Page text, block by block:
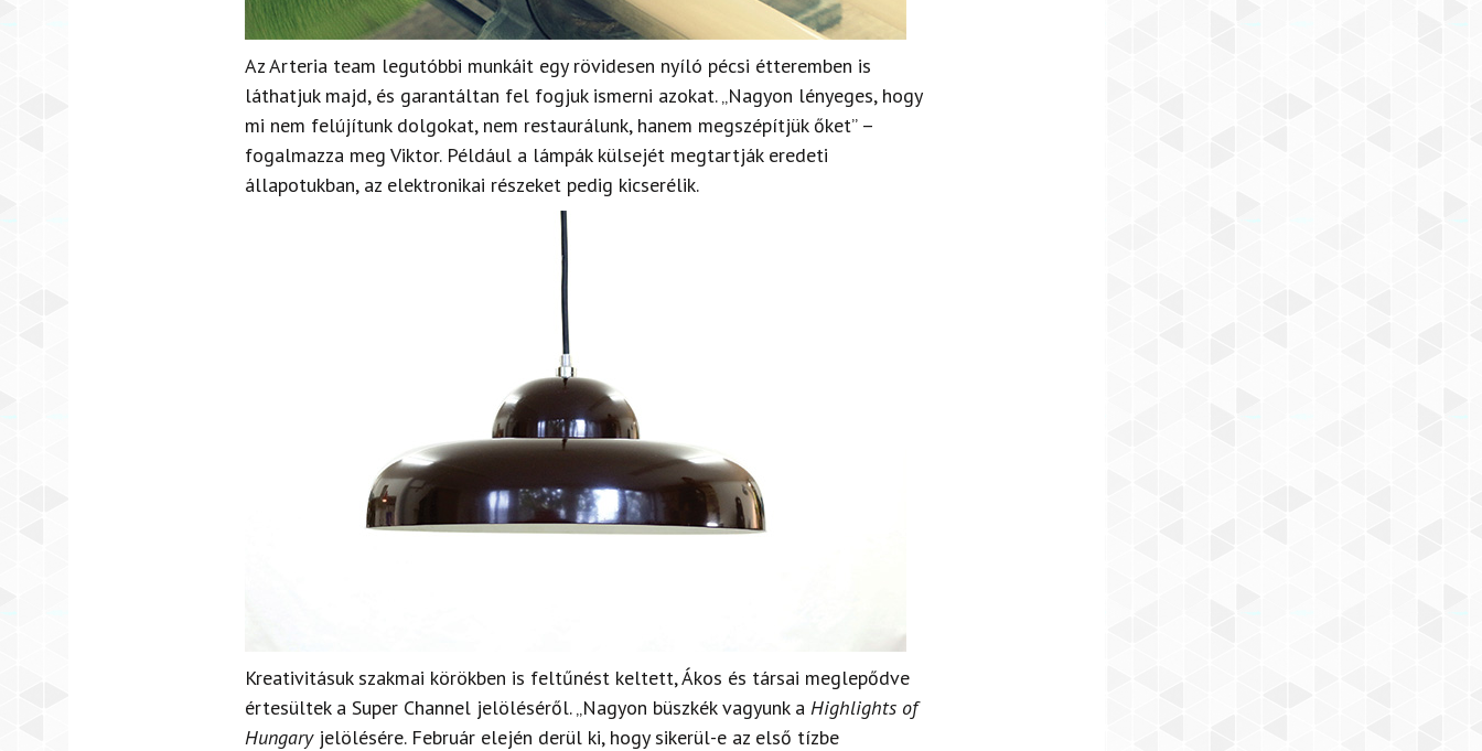
Az Arteria team legutóbbi munkáit egy rövidesen nyíló pécsi étteremben is
láthatjuk majd, és garantáltan fel fogjuk ismerni azokat. „Nagyon lényeges, hogy
mi nem felújítunk dolgokat, nem restaurálunk, hanem megszépítjük őket” –
fogalmazza meg Viktor. Például a lámpák külsejét megtartják eredeti
állapotukban, az elektronikai részeket pedig kicserélik.
Kreativitásuk szakmai körökben is feltűnést keltett, Ákos és társai meglepődve
értesültek a Super Channel jelöléséről. „Nagyon büszkék vagyunk a Highlights of
Hungaryjelölésére. Február elején derül ki, hogy sikerül-e az első tízbe